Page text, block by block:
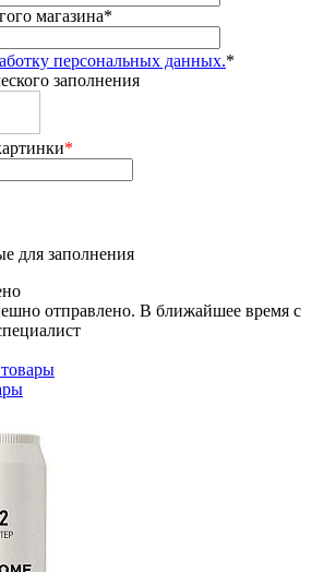
магазина*
персональных данных.*
заполнения
*
для заполнения
отправлено. В ближайшее время с